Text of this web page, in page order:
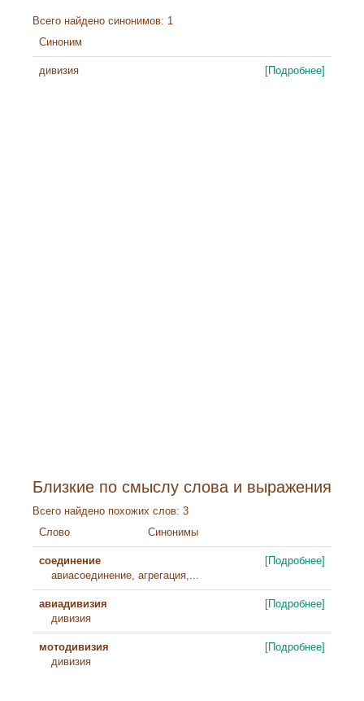
Всего найдено синонимов: 1
Синоним
дивизия [Подробнее]
Близкие по смыслу слова и выражения
Всего найдено похожих слов: 3
Слово
Синонимы
соединение
авиасоединение, агрегация,...
[Подробнее]
авиадивизия
дивизия
[Подробнее]
мотодивизия
дивизия
[Подробнее]